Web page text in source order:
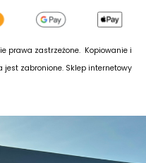
prawa zastrzeżone. Kopiowanie i
jest zabronione. Sklep internetowy